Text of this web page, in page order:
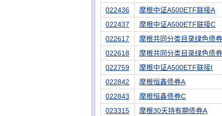
022436
摩根中证A500ETF联接A
022437
摩根中证A500ETF联接C
022617
摩根共同分类目录绿色债
022618
摩根共同分类目录绿色债
022759
摩根中证A500ETF联接I
022842
摩根恒鑫债券A
022843
摩根恒鑫债券C
023315
摩根30天持有期债券A